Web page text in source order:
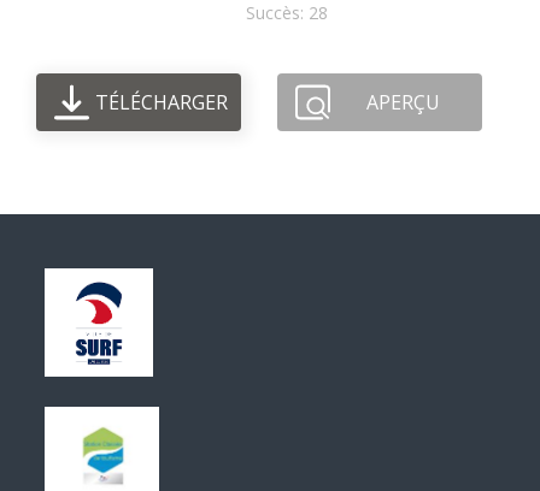
Succès: 28
TÉLÉCHARGER APERÇU